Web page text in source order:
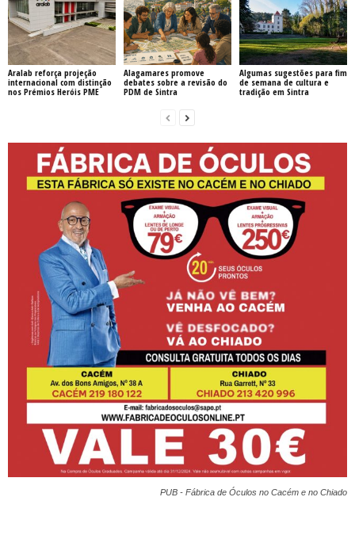
Aralab reforça projeção
internacional com distinção
nos Prémios Heróis PME
Alagamares promove
debates sobre a revisão do
PDM de Sintra
Algumas sugestões para fim
de semana de cultura e
tradição em Sintra
PUB - Fábrica de Óculos no Cacém e no Chiado